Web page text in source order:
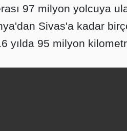
97 milyon yolcuya
Sivas'a kadar
yılda 95 milyon